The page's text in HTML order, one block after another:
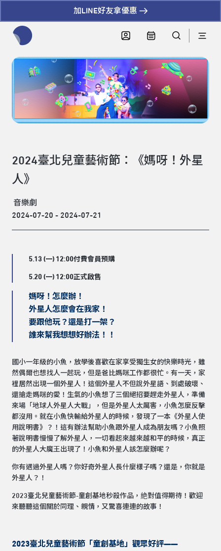
加LINE好友拿優惠
2024臺北兒童藝術節：《媽呀！外星
人》
音樂劇
2024-07-20 - 2024-07-21
5.13 (一) 12:00付費會員預購
5.20 (一) 12:00正式啟售
媽呀！怎麼辦！
外星人怎麼會在我家！
要跟他玩？還是打一架？
誰來幫我想想好辦法！！
國小一年級的小魚，放學後喜歡在家享受獨生女的快樂時光，雖
然偶爾也想找人一起玩，但是爸比媽咪工作都很忙。有一天，家
裡居然出現一個外星人！這個外星人不但說外星語、到處破壞、
還搶走媽咪的愛！生氣的小魚想了三個絕招要趕走外星人，準備
來場「地球人外星人大戰」，但是外星人太厲害，小魚怎麼反擊
都沒用。就在小魚快輸給外星人的時候，發現了一本《外星人使
用說明書》？！這有辦法幫助小魚跟外星人成為朋友嗎？小魚照
著說明書慢慢了解外星人，一切看起來越來越和平的時候，真正
的外星人大魔王出現了！小魚和外星人該怎麼辦呢？
你有遇過外星人嗎？你好奇外星人長什麼樣子嗎？還是，你就是
外星人？！
2023臺北兒童藝術節-童創基地秒殺作品，絶對值得期待！歡迎
來聽聽這個關於同理、親情，又驚喜連連的故事！
2023臺北兒童藝術節「童創基地」觀眾好評——